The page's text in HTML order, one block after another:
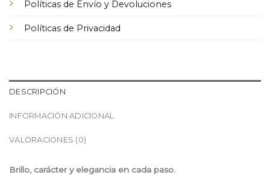
Políticas de Envío y Devoluciones
Políticas de Privacidad
DESCRIPCIÓN
INFORMACIÓN ADICIONAL
VALORACIONES (0)
Brillo, carácter y elegancia en cada paso.